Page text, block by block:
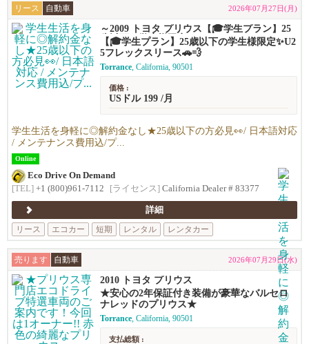
リース 自動車 2026年07月27日(月)
～2009 トヨタ プリウス【🎓学生プラン】25
歳以下の学生様限定✨U25フレックスリース
🚗💨
【🎓学生プラン】25歳以下の学生様限定✨U2
5フレックスリース🚗💨
Torrance, California, 90501
価格 :
USドル 199 /月
学生生活を身軽に◎解約金なし★25歳以下の方必見👀/ 日本語対応
/ メンテナンス費用込/プ...
Online
Eco Drive On Demand
[TEL] +1 (800)961-7112 [ライセンス] California Dealer # 83377
詳細
リース
エコカー 短期 レンタル レンタカー
売ります 自動車 2026年07月29日(水)
2010 トヨタ プリウス
★安心の2年保証付き装備が豪華なバルセロ
ナレッドのプリウス★
Torrance, California, 90501
支払総額 :